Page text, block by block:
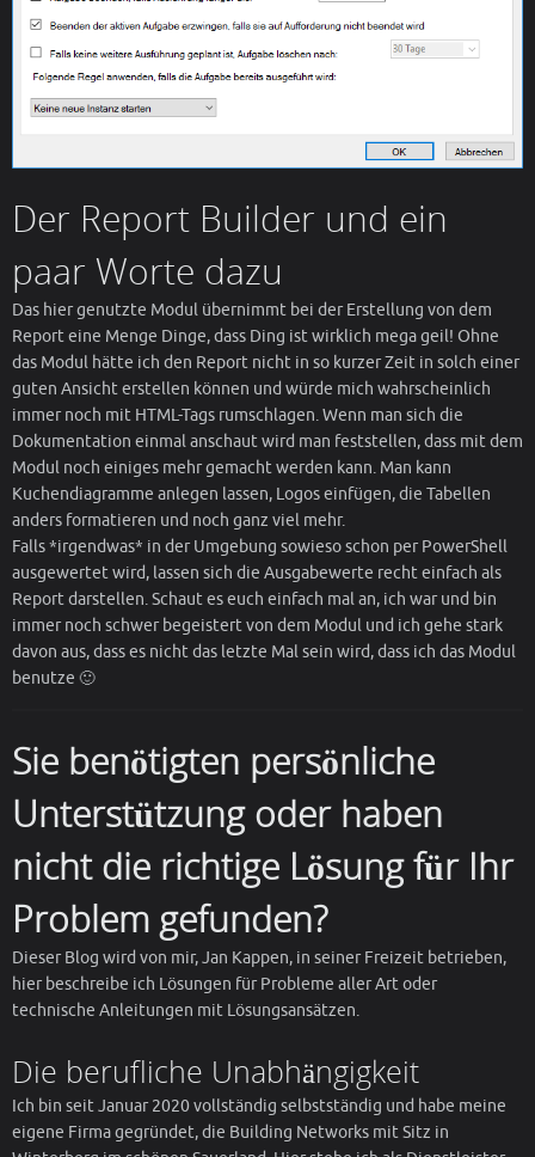
Der Report Builder und ein
paar Worte dazu
Das hier genutzte Modul übernimmt bei der Erstellung von dem
Report eine Menge Dinge, dass Ding ist wirklich mega geil! Ohne
das Modul hätte ich den Report nicht in so kurzer Zeit in solch einer
guten Ansicht erstellen können und würde mich wahrscheinlich
immer noch mit HTML-Tags rumschlagen. Wenn man sich die
Dokumentation einmal anschaut wird man feststellen, dass mit dem
Modul noch einiges mehr gemacht werden kann. Man kann
Kuchendiagramme anlegen lassen, Logos einfügen, die Tabellen
anders formatieren und noch ganz viel mehr.
Falls *irgendwas* in der Umgebung sowieso schon per PowerShell
ausgewertet wird, lassen sich die Ausgabewerte recht einfach als
Report darstellen. Schaut es euch einfach mal an, ich war und bin
immer noch schwer begeistert von dem Modul und ich gehe stark
davon aus, dass es nicht das letzte Mal sein wird, dass ich das Modul
benutze 🙂
Sie benötigten persönliche
Unterstützung oder haben
nicht die richtige Lösung für Ihr
Problem gefunden?
Dieser Blog wird von mir, Jan Kappen, in seiner Freizeit betrieben,
hier beschreibe ich Lösungen für Probleme aller Art oder
technische Anleitungen mit Lösungsansätzen.
Die berufliche Unabhängigkeit
Ich bin seit Januar 2020 vollständig selbstständig und habe meine
eigene Firma gegründet, die Building Networks mit Sitz in